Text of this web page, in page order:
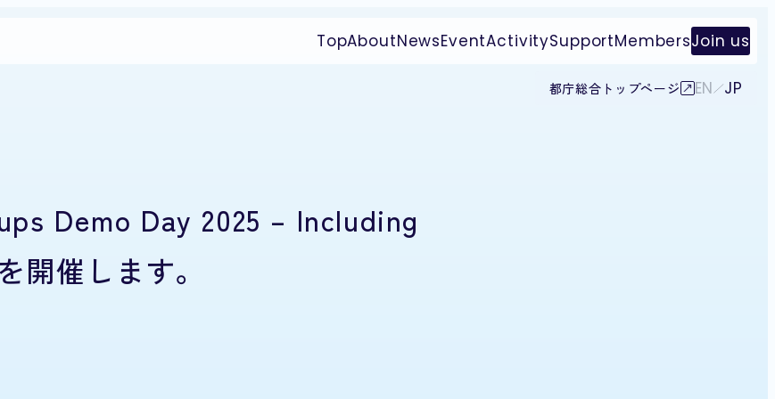
TopAboutNewsEventActivitySupportMembersJoin us
都庁総合トップページ EN JP
Demo Day 2025 – Including
開催します。